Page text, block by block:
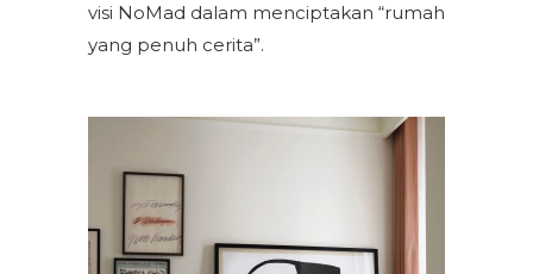
visi NoMad dalam menciptakan “rumah
yang penuh cerita”.